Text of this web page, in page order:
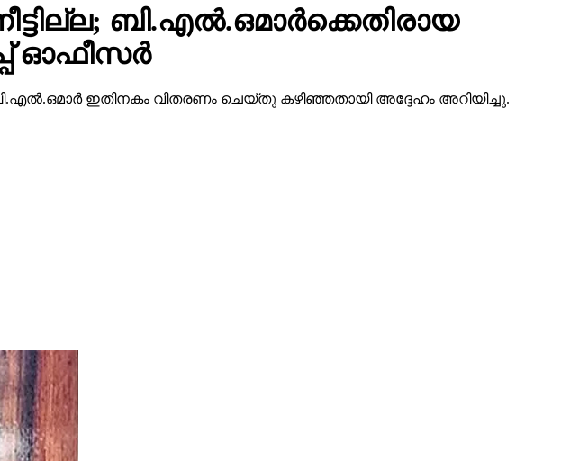
ബി.എല്‍.ഒമാര്‍ക്കെതിരായ
ഓഫീസര്‍
ഇതിനകം വിതരണം ചെയ്തു കഴിഞ്ഞതായി അദ്ദേഹം അറിയിച്ചു.